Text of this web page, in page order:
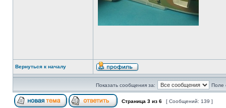
Вернуться к началу
Показать сообщения за: Поле
Страница 3 из 6 [ Сообщений: 139 ]